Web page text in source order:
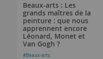
Beaux-arts : Les
grands maîtres de la
peinture : que nous
apprennent encore
Léonard, Monet et
Van Gogh ?
#Beaux-arts